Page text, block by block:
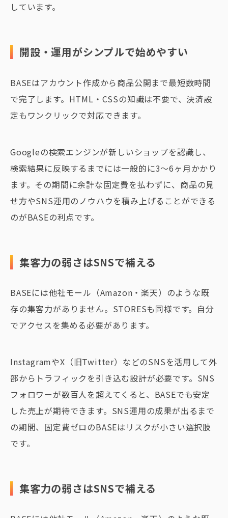
しています。
開設・運用がシンプルで始めやすい
BASEはアカウント作成から商品公開まで最短数時間
で完了します。HTML・CSSの知識は不要で、決済設
定もワンクリックで対応できます。
Googleの検索エンジンが新しいショップを認識し、
検索結果に反映するまでには一般的に3〜6ヶ月かかり
ます。その期間に余計な固定費を払わずに、商品の見
せ方やSNS運用のノウハウを積み上げることができる
のがBASEの利点です。
集客力の弱さはSNSで補える
BASEには他社モール（Amazon・楽天）のような既
存の集客力がありません。STORESも同様です。自分
でアクセスを集める必要があります。
InstagramやX（旧Twitter）などのSNSを活用して外
部からトラフィックを引き込む設計が必要です。SNS
フォロワーが数百人を超えてくると、BASEでも安定
した売上が期待できます。SNS運用の成果が出るまで
の期間、固定費ゼロのBASEはリスクが小さい選択肢
です。
集客力の弱さはSNSで補える